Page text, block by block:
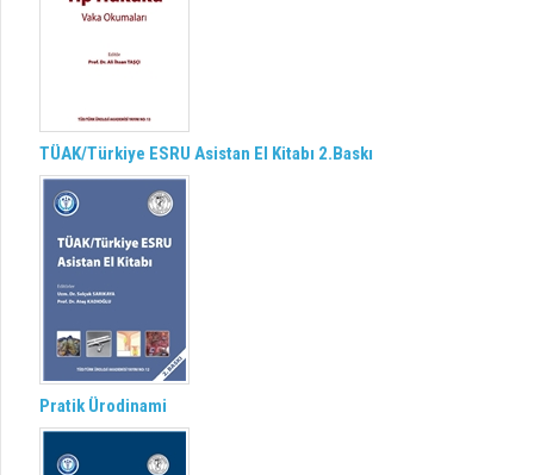
TÜAK/Türkiye ESRU Asistan El Kitabı 2.Baskı
Pratik Ürodinami